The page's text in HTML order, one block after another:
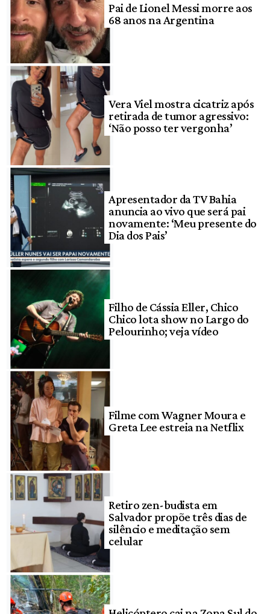
Pai de Lionel Messi morre aos
68 anos na Argentina
Vera Viel mostra cicatriz após
retirada de tumor agressivo:
‘Não posso ter vergonha’
Apresentador da TV Bahia
anuncia ao vivo que será pai
novamente: ‘Meu presente do
Dia dos Pais’
Filho de Cássia Eller, Chico
Chico lota show no Largo do
Pelourinho; veja vídeo
Filme com Wagner Moura e
Greta Lee estreia na Netflix
Retiro zen-budista em
Salvador propõe três dias de
silêncio e meditação sem
celular